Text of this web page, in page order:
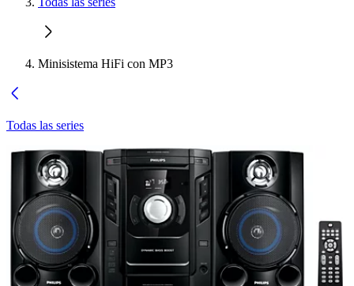
Minisistema HiFi con MP3
Todas las series